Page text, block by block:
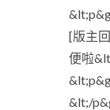
[版主
便啦
&lt;/